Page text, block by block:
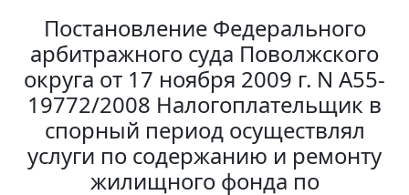
Постановление Федерального
арбитражного суда Поволжского
округа от 17 ноября 2009 г. N А55-
19772/2008 Налогоплательщик в
спорный период осуществлял
услуги по содержанию и ремонту
жилищного фонда по